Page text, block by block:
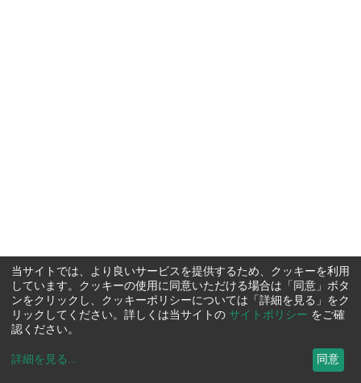
当サイトでは、より良いサービスを提供するため、クッキーを利用
しています。クッキーの使用に同意いただける場合は「同意」ボタ
ンをクリックし、クッキーポリシーについては「詳細を見る」をク
リックしてください。詳しくは当サイトの サイトポリシー をご確
認ください。
詳細を見る ... 同意